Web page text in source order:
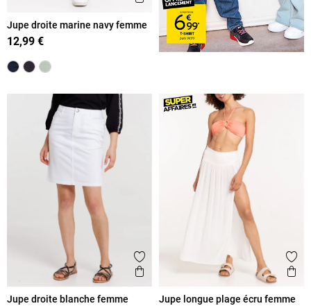
Jupe droite marine navy femme
12,99 €
Ajouter aux favoris
Aperçu rapide
Jupe droite blanche femme Jupe longue plage écru femme